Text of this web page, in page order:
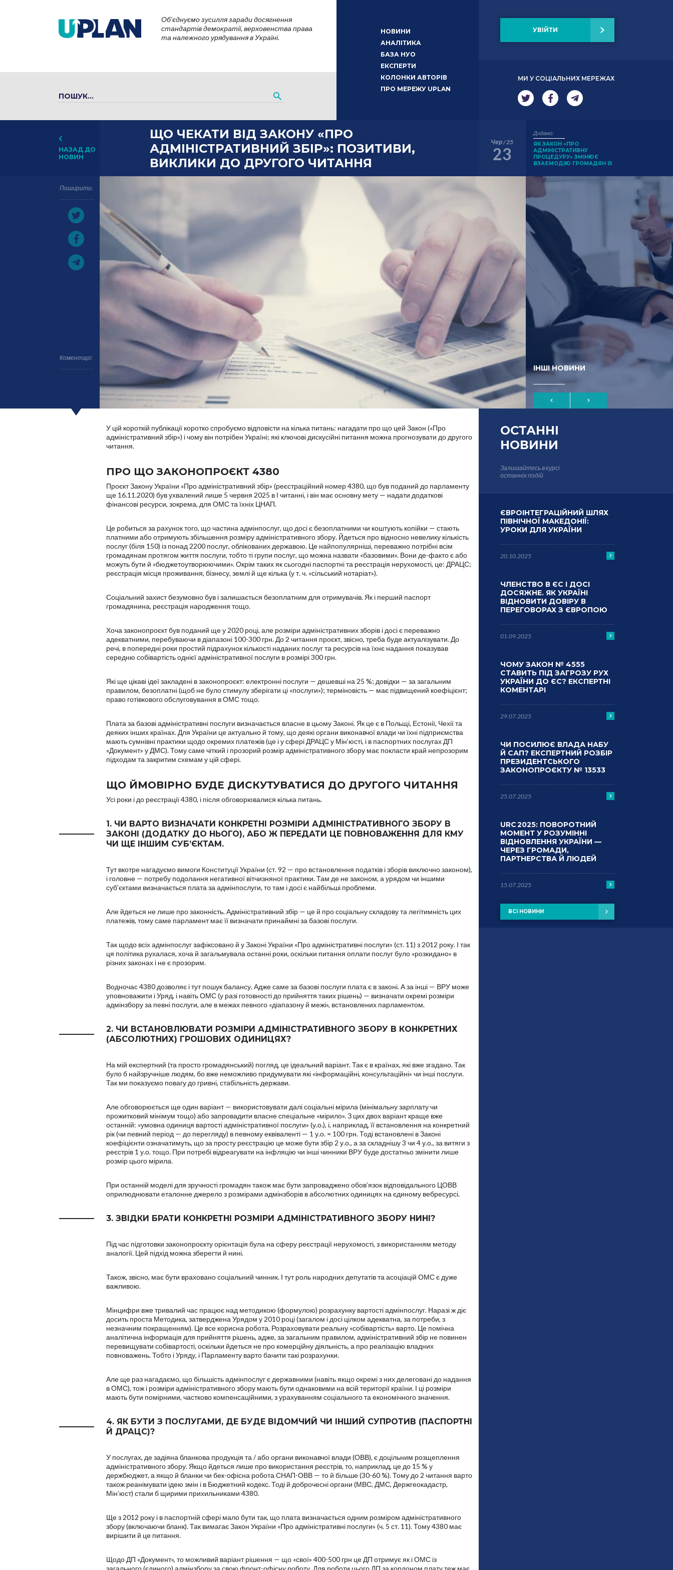
Об’єднуємо зусилля заради досягнення
стандартів демократії, верховенства права
та належного урядування в Україні.
НОВИНИ
АНАЛІТИКА
БАЗА НУО
ЕКСПЕРТИ
КОЛОНКИ АВТОРІВ
ПРО МЕРЕЖУ UPLAN
УВІЙТИ
МИ У СОЦІАЛЬНИХ МЕРЕЖАХ
НАЗАД ДО
НОВИН
Поширити:
Коментарі:
ЩО ЧЕКАТИ ВІД ЗАКОНУ «ПРО
АДМІНІСТРАТИВНИЙ ЗБІР»: ПОЗИТИВИ,
ВИКЛИКИ ДО ДРУГОГО ЧИТАННЯ
Чер / 25
23
Додано:
ЯК ЗАКОН «ПРО
АДМІНІСТРАТИВНУ
ПРОЦЕДУРУ» ЗМІНЮЄ
ВЗАЄМОДІЮ ГРОМАДЯН ІЗ
ІНШІ НОВИНИ
У цій короткій публікації коротко спробуємо відповісти на кілька питань: нагадати про що цей Закон («Про
адміністративний збір») і чому він потрібен Україні; які ключові дискусійні питання можна прогнозувати до другого
читання.
ПРО ЩО ЗАКОНОПРОЄКТ 4380
Проєкт Закону України «Про адміністративний збір» (реєстраційний номер 4380, що був поданий до парламенту
ще 16.11.2020) був ухвалений лише 5 червня 2025 в І читанні, і він має основну мету — надати додаткові
фінансові ресурси, зокрема, для ОМС та їхніх ЦНАП.
Це робиться за рахунок того, що частина адмінпослуг, що досі є безоплатними чи коштують копійки — стають
платними або отримують збільшення розміру адміністративного збору. Йдеться про відносно невелику кількість
послуг (біля 150) із понад 2200 послуг, облікованих державою. Це найпопулярніші, переважно потрібні всім
громадянам протягом життя послуги, тобто ті групи послуг, що можна назвати «базовими». Вони де-факто є або
можуть бути й «бюджетоутворюючими». Окрім таких як сьогодні паспортні та реєстрація нерухомості, це: ДРАЦС;
реєстрація місця проживання, бізнесу, землі й ще кілька (у т. ч. «сільський нотаріат»).
Соціальний захист безумовно був і залишається безоплатним для отримувачів. Як і перший паспорт
громадянина, реєстрація народження тощо.
Хоча законопроєкт був поданий ще у 2020 році, але розміри адміністративних зборів і досі є переважно
адекватними, перебуваючи в діапазоні 100-300 грн. До 2 читання проєкт, звісно, треба буде актуалізувати. До
речі, в попередні роки простий підрахунок кількості наданих послуг та ресурсів на їхнє надання показував
середню собівартість однієї адміністративної послуги в розмірі 300 грн.
Які ще цікаві ідеї закладені в законопроєкт: електронні послуги — дешевші на 25 %; довідки — за загальним
правилом, безоплатні (щоб не було стимулу зберігати ці «послуги»); терміновість — має підвищений коефіцієнт;
право готівкового обслуговування в ОМС тощо.
Плата за базові адміністративні послуги визначається власне в цьому Законі. Як це є в Польщі, Естонії, Чехії та
деяких інших країнах. Для України це актуально й тому, що деякі органи виконавчої влади чи їхні підприємства
мають сумнівні практики щодо окремих платежів (це і у сфері ДРАЦС у Мін’юсті, і в паспортних послугах ДП
«Документ» у ДМС). Тому саме чіткий і прозорий розмір адміністративного збору має покласти край непрозорим
підходам та закритим схемам у цій сфері.
ЩО ЙМОВІРНО БУДЕ ДИСКУТУВАТИСЯ ДО ДРУГОГО ЧИТАННЯ
Усі роки і до реєстрації 4380, і після обговорювалися кілька питань.
1. ЧИ ВАРТО ВИЗНАЧАТИ КОНКРЕТНІ РОЗМІРИ АДМІНІСТРАТИВНОГО ЗБОРУ В
ЗАКОНІ (ДОДАТКУ ДО НЬОГО), АБО Ж ПЕРЕДАТИ ЦЕ ПОВНОВАЖЕННЯ ДЛЯ КМУ
ЧИ ЩЕ ІНШИМ СУБ’ЄКТАМ.
Тут вкотре нагадуємо вимоги Конституції України (ст. 92 — про встановлення податків і зборів виключно законом),
і головне — потребу подолання негативної вітчизняної практики. Там де не законом, а урядом чи іншими
суб’єктами визначається плата за адмінпослуги, то там і досі є найбільші проблеми.
Але йдеться не лише про законність. Адміністративний збір — це й про соціальну складову та легітимність цих
платежів, тому саме парламент має її визначати принаймні за базові послуги.
Так щодо всіх адмінпослуг зафіксовано й у Законі України «Про адміністративні послуги» (ст. 11) з 2012 року. І так
ця політика рухалася, хоча й загальмувала останні роки, оскільки питання оплати послуг було «розкидано» в
різних законах і не є прозорим.
Водночас 4380 дозволяє і тут пошук балансу. Адже саме за базові послуги плата є в законі. А за інші — ВРУ може
уповноважити і Уряд, і навіть ОМС (у разі готовності до прийняття таких рішень) — визначати окремі розміри
адмінзбору за певні послуги, але в межах певного «діапазону й межі», встановлених парламентом.
2. ЧИ ВСТАНОВЛЮВАТИ РОЗМІРИ АДМІНІСТРАТИВНОГО ЗБОРУ В КОНКРЕТНИХ
(АБСОЛЮТНИХ) ГРОШОВИХ ОДИНИЦЯХ?
На мій експертний (та просто громадянський) погляд, це ідеальний варіант. Так є в країнах, які вже згадано. Так
було б найзручніше людям, бо вже неможливо придумувати які «інформаційні, консультаційні» чи інші послуги.
Так ми показуємо повагу до гривні, стабільність держави.
Але обговорюється ще один варіант — використовувати далі соціальні мірила (мінімальну зарплату чи
прожитковий мінімум тощо) або запровадити власне спеціальне «мірило». З цих двох варіант краще вже
останній: «умовна одиниця вартості адміністративної послуги» (у.о.), і, наприклад, її встановлення на конкретний
рік (чи певний період — до перегляду) в певному еквіваленті — 1 у.о. = 100 грн. Тоді встановлені в Законі
коефіцієнти означатимуть, що за просту реєстрацію це може бути збір 2 у.о., а за складнішу 3 чи 4 у.о., за витяги з
реєстрів 1 у.о. тощо. При потребі відреагувати на інфляцію чи інші чинники ВРУ буде достатньо змінити лише
розмір цього мірила.
При останній моделі для зручності громадян також має бути запроваджено обов’язок відповідального ЦОВВ
оприлюднювати еталонне джерело з розмірами адмінзборів в абсолютних одиницях на єдиному вебресурсі.
3. ЗВІДКИ БРАТИ КОНКРЕТНІ РОЗМІРИ АДМІНІСТРАТИВНОГО ЗБОРУ НИНІ?
Під час підготовки законопроєкту орієнтація була на сферу реєстрації нерухомості, з використанням методу
аналогії. Цей підхід можна зберегти й нині.
Також, звісно, має бути враховано соціальний чинник. І тут роль народних депутатів та асоціацій ОМС є дуже
важливою.
Мінцифри вже тривалий час працює над методикою (формулою) розрахунку вартості адмінпослуг. Наразі ж діє
досить проста Методика, затверджена Урядом у 2010 році (загалом і досі цілком адекватна, за потреби, з
незначним покращенням). Це все корисна робота. Розраховувати реальну «собівартість» варто. Це помічна
аналітична інформація для прийняття рішень, адже, за загальним правилом, адміністративний збір не повинен
перевищувати собівартості, оскільки йдеться не про комерційну діяльність, а про реалізацію владних
повноважень. Тобто і Уряду, і Парламенту варто бачити такі розрахунки.
Але ще раз нагадаємо, що більшість адмінпослуг є державними (навіть якщо окремі з них делеговані до надання
в ОМС), тож і розміри адміністративного збору мають бути однаковими на всій території країни. І ці розміри
мають бути помірними, частково компенсаційними, з урахуванням соціального та економічного значення.
4. ЯК БУТИ З ПОСЛУГАМИ, ДЕ БУДЕ ВІДОМЧИЙ ЧИ ІНШИЙ СУПРОТИВ (ПАСПОРТНІ
Й ДРАЦС)?
У послугах, де задіяна бланкова продукція та / або органи виконавчої влади (ОВВ), є доцільним розщеплення
адміністративного збору. Якщо йдеться лише про використання реєстрів, то, наприклад, це до 15 % у
держбюджет, а якщо й бланки чи бек-офісна робота СНАП-ОВВ — то й більше (30-60 %). Тому до 2 читання варто
також реанімувати ідею змін і в Бюджетний кодекс. Тоді й доброчесні органи (МВС, ДМС, Держгеокадастр,
Мін’юст) стали б щирими прихильниками 4380.
Ще з 2012 року і в паспортній сфері мало бути так, що плата визначається одним розміром адміністративного
збору (включаючи бланк). Так вимагає Закон України «Про адміністративні послуги» (ч. 5 ст. 11). Тому 4380 має
вирішити й це питання.
Щодо ДП «Документ», то можливий варіант рішення — що «свої» 400-500 грн це ДП отримує як і ОМС із
загального (єдиного) адмінзбору за свою фронт-офісну роботу. Для роботи цього ДП за кордоном плату теж має
ОСТАННІ
НОВИНИ
Залишайтесь в курсі
останніх подій
ЄВРОІНТЕГРАЦІЙНИЙ ШЛЯХ
ПІВНІЧНОЇ МАКЕДОНІЇ:
УРОКИ ДЛЯ УКРАЇНИ
20.10.2025
ЧЛЕНСТВО В ЄС І ДОСІ
ДОСЯЖНЕ. ЯК УКРАЇНІ
ВІДНОВИТИ ДОВІРУ В
ПЕРЕГОВОРАХ З ЄВРОПОЮ
01.09.2025
ЧОМУ ЗАКОН № 4555
СТАВИТЬ ПІД ЗАГРОЗУ РУХ
УКРАЇНИ ДО ЄС? ЕКСПЕРТНІ
КОМЕНТАРІ
29.07.2025
ЧИ ПОСИЛЮЄ ВЛАДА НАБУ
Й САП? ЕКСПЕРТНИЙ РОЗБІР
ПРЕЗИДЕНТСЬКОГО
ЗАКОНОПРОЄКТУ № 13533
25.07.2025
URC 2025: ПОВОРОТНИЙ
МОМЕНТ У РОЗУМІННІ
ВІДНОВЛЕННЯ УКРАЇНИ —
ЧЕРЕЗ ГРОМАДИ,
ПАРТНЕРСТВА Й ЛЮДЕЙ
15.07.2025
ВСІ НОВИНИ